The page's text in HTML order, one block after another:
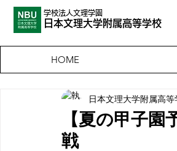
学校法人文理学園
​日本文理大学附属高等学校
HOME
【夏の甲子
戦
日本文理大学附属高等